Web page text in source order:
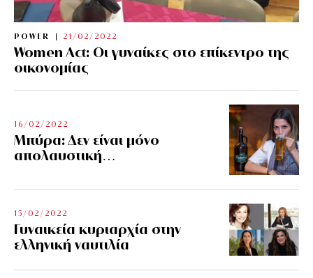
POWER 21/02/2022
Women Act: Οι γυναίκες στο επίκεντρο της
οικονομίας
16/02/2022
Μπύρα: Δεν είναι μόνο
απολαυστική…
15/02/2022
Γυναικεία κυριαρχία στην
ελληνική ναυτιλία